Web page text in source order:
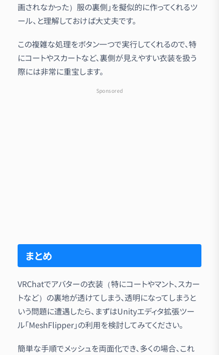
画されなかった）服の裏側」を擬似的に作ってくれるツ
ール、と理解しておけば大丈夫です。
この複雑な処理をボタン一つで実行してくれるので、特
にコートやスカートなど、裏側が見えやすい衣装を扱う
際には非常に重宝します。
Sponsored
まとめ
VRChatでアバターの衣装（特にコートやマント、スカー
トなど）の裏地が透けてしまう、透明になってしまうと
いう問題に遭遇したら、まずはUnityエディタ拡張ツー
ル「MeshFlipper」の利用を検討してみてください。
簡単な手順でメッシュを両面化でき、多くの場合、これ